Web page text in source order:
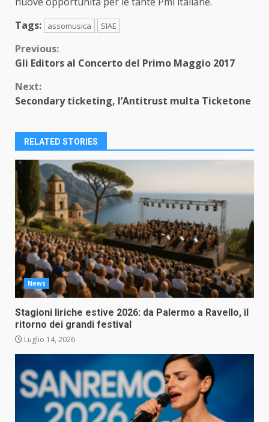
Tags:
assomusica SIAE
Continue
Previous:
Gli Editors al Concerto del Primo Maggio 2017
Next:
Secondary ticketing, l’Antitrust multa Ticketone
RELATED STORIES
News
Stagioni liriche estive 2026: da Palermo a Ravello, il
ritorno dei grandi festival
Luglio 14, 2026